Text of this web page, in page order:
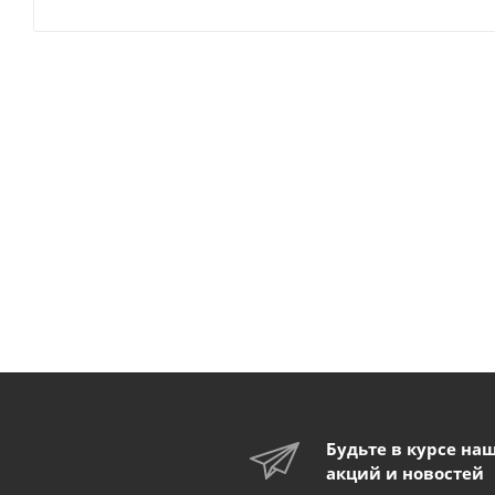
Будьте в курсе
акций и новостей